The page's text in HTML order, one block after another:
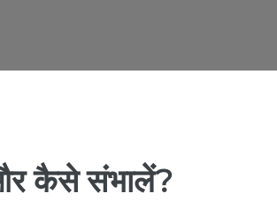
और कैसे संभालें?